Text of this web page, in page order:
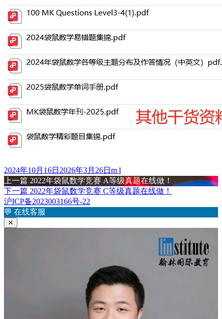
发
布
于
2024年10月16日 2026年3月26日 作
者
m l
文
章
导
航
上一篇 上
篇
文
章：
2022年袋鼠数学竞赛 A等级真题在线做！
下一篇 下
篇
文
2022年袋鼠数学竞赛 C等级真题在线做！
沪ICP备2023003166号-22
💬 在线客服
✕